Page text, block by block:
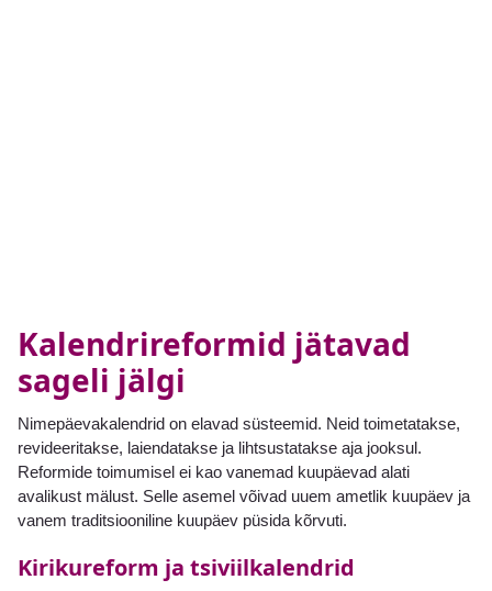
Kalendrireformid jätavad
sageli jälgi
Nimepäevakalendrid on elavad süsteemid. Neid toimetatakse,
revideeritakse, laiendatakse ja lihtsustatakse aja jooksul.
Reformide toimumisel ei kao vanemad kuupäevad alati
avalikust mälust. Selle asemel võivad uuem ametlik kuupäev ja
vanem traditsiooniline kuupäev püsida kõrvuti.
Kirikureform ja tsiviilkalendrid